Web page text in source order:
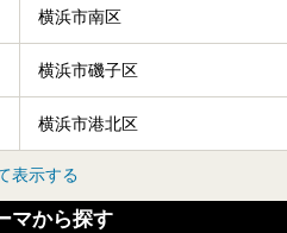
横浜市南区
横浜市磯子区
横浜市港北区
表示する
マから探す